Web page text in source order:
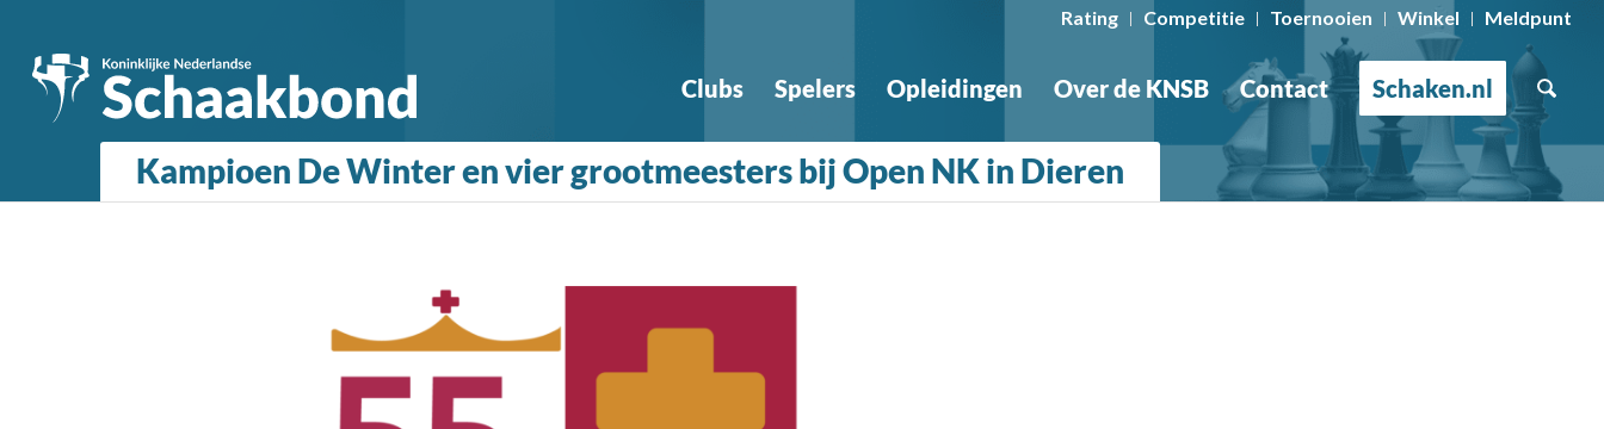
Rating Competitie Toernooien Winkel Meldpunt
Clubs Spelers Opleidingen Over de KNSB Contact Schaken.nl
Kampioen De Winter en vier grootmeesters bij Open NK in Dieren